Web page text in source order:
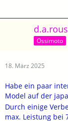
d.a.rous
Ossimoto
18. März 2025
Habe ein paar
Model auf der
Durch einige
max. Leistung bei